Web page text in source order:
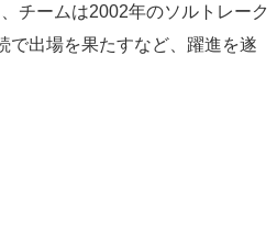
チームは2002年のソルトレーク
で出場を果たすなど、躍進を遂